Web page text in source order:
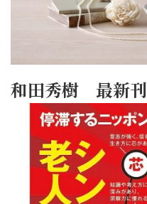
和田秀樹 最新刊